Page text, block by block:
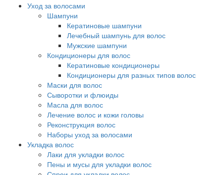
Уход за волосами
Шампуни
Кератиновые шампуни
Лечебный шампунь для волос
Мужские шампуни
Кондиционеры для волос
Кератиновые кондиционеры
Кондиционеры для разных типов волос
Маски для волос
Сыворотки и флюиды
Масла для волос
Лечение волос и кожи головы
Реконструкция волос
Наборы уход за волосами
Укладка волос
Лаки для укладки волос
Пены и мусы для укладки волос